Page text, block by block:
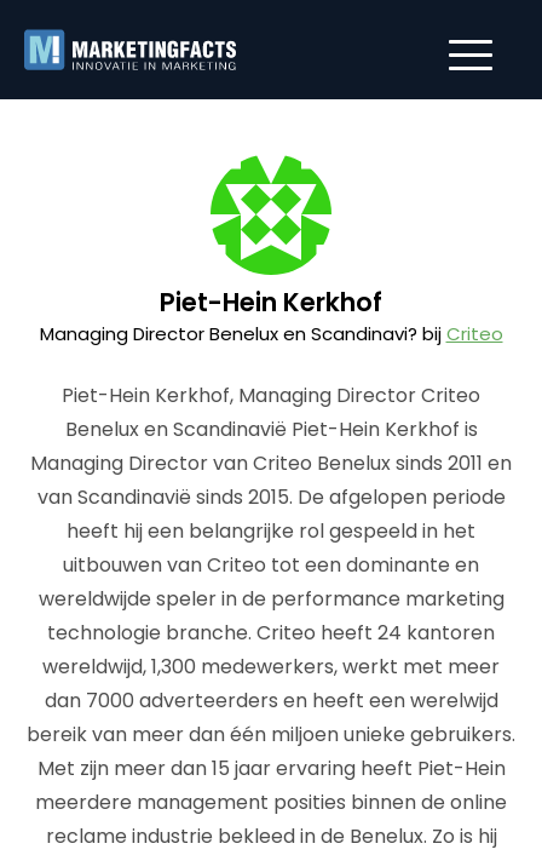
Piet-Hein Kerkhof
Managing Director Benelux en Scandinavi? bijCriteo
Piet-Hein Kerkhof, Managing Director Criteo
Benelux en Scandinavië Piet-Hein Kerkhof is
Managing Director van Criteo Benelux sinds 2011 en
van Scandinavië sinds 2015. De afgelopen periode
heeft hij een belangrijke rol gespeeld in het
uitbouwen van Criteo tot een dominante en
wereldwijde speler in de performance marketing
technologie branche. Criteo heeft 24 kantoren
wereldwijd, 1,300 medewerkers, werkt met meer
dan 7000 adverteerders en heeft een werelwijd
bereik van meer dan één miljoen unieke gebruikers.
Met zijn meer dan 15 jaar ervaring heeft Piet-Hein
meerdere management posities binnen de online
reclame industrie bekleed in de Benelux. Zo is hij